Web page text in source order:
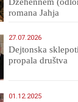
romana Jahja
27.07.2026
Dejtonska
propala društva
01.12.2025